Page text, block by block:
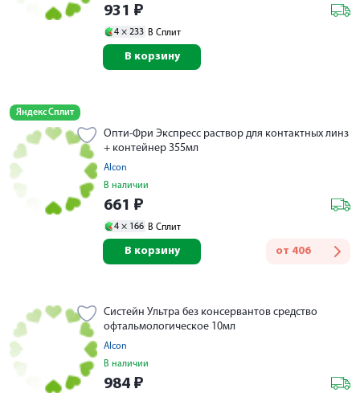
931 ₽
4 × 233 В Сплит
В корзину
Яндекс Сплит
Опти-Фри Экспресс раствор для контактных линз
+ контейнер 355мл
Alcon
В наличии
661 ₽
4 × 166 В Сплит
от 406
В корзину
Систейн Ультра без консервантов средство
офтальмологическое 10мл
Alcon
В наличии
984 ₽